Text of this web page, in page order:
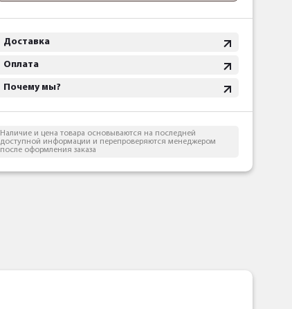
Доставка
Оплата
Почему мы?
Наличие и цена товара основываются на последней
доступной информации и перепроверяются менеджером
после оформления заказа